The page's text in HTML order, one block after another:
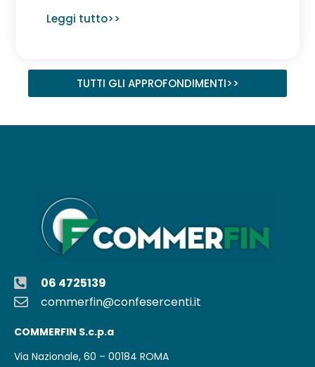
Leggi tutto>>
TUTTI GLI APPROFONDIMENTI>>
06 4725139
commerfin@confesercenti.it
COMMERFIN S.c.p.a
Via Nazionale, 60 – 00184 ROMA